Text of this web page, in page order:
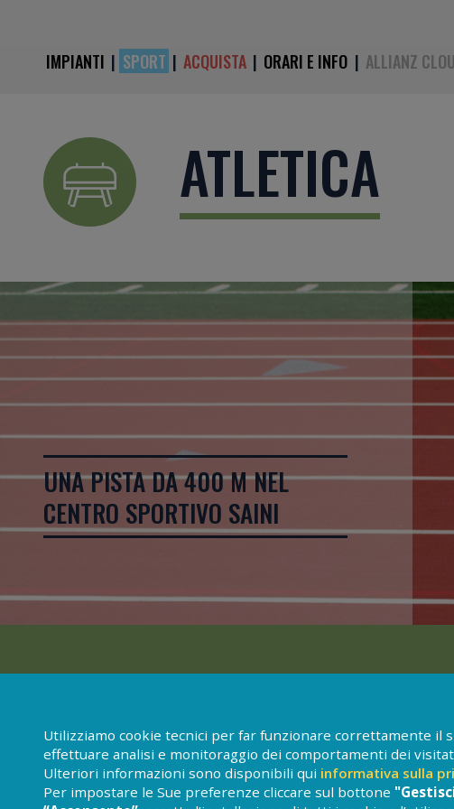
IMPIANTI | SPORT | ACQUISTA | ORARI E INFO | ALLIANZ
ATLETICA
UNA PISTA DA 400 M NEL
CENTRO SPORTIVO SAINI
Utilizziamo cookie tecnici per far funzionare correttamente il
effettuare analisi e monitoraggio dei comportamenti dei
Ulteriori informazioni sono disponibili qui informativa sulla
Per impostare le Sue preferenze cliccare sul bottone